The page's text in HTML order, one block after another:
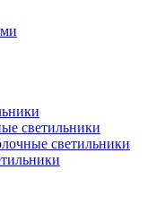
светильники
светильники